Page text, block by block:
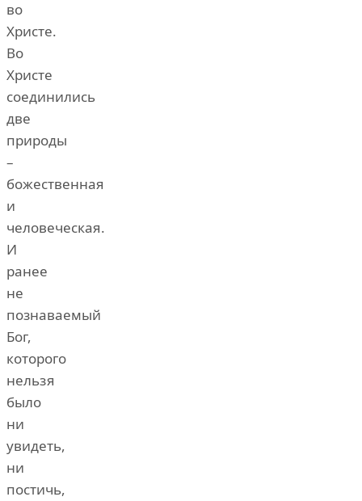
во
Христе.
Во
Христе
соединились
две
природы
–
божественная
и
человеческая.
И
ранее
не
познаваемый
Бог,
которого
нельзя
было
ни
увидеть,
ни
постичь,